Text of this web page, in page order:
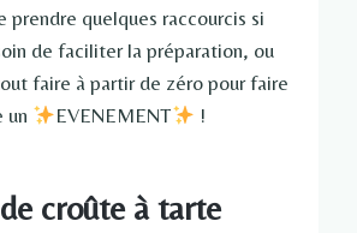
prendre quelques raccourcis si
de faciliter la préparation, ou
faire à partir de zéro pour faire
un
EVENEMENT !
croûte à tarte